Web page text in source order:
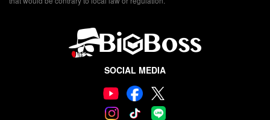
SOCIAL MEDIA